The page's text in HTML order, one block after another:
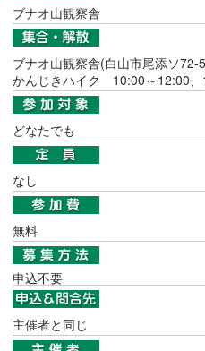
ブナオ山観察舎
ブナオ山観察舎(白山市尾添ソ72-
かんじきハイク 10:00～12:00、
どなたでも
なし
無料
申込不要
主催者と同じ